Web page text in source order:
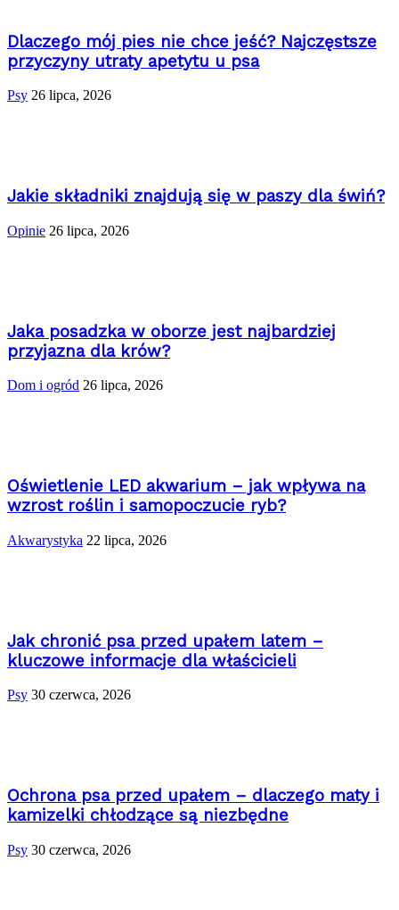
Dlaczego mój pies nie chce jeść? Najczęstsze
przyczyny utraty apetytu u psa
Psy 26 lipca, 2026
Jakie składniki znajdują się w paszy dla świń?
Opinie 26 lipca, 2026
Jaka posadzka w oborze jest najbardziej
przyjazna dla krów?
Dom i ogród 26 lipca, 2026
Oświetlenie LED akwarium – jak wpływa na
wzrost roślin i samopoczucie ryb?
Akwarystyka 22 lipca, 2026
Jak chronić psa przed upałem latem –
kluczowe informacje dla właścicieli
Psy 30 czerwca, 2026
Ochrona psa przed upałem – dlaczego maty i
kamizelki chłodzące są niezbędne
Psy 30 czerwca, 2026